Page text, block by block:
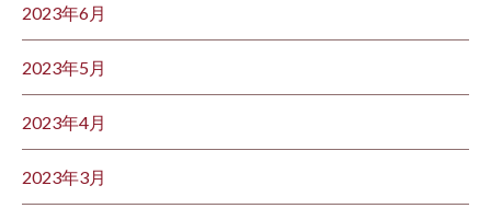
2023年6月
2023年5月
2023年4月
2023年3月